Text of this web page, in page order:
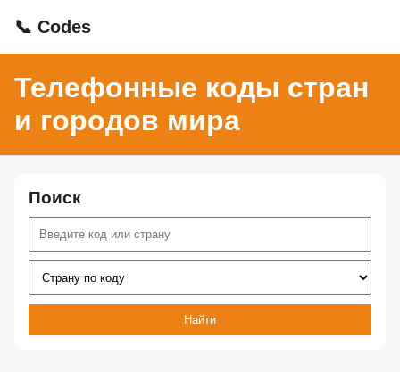
📞 Codes
Телефонные коды стран
и городов мира
Поиск
Найти